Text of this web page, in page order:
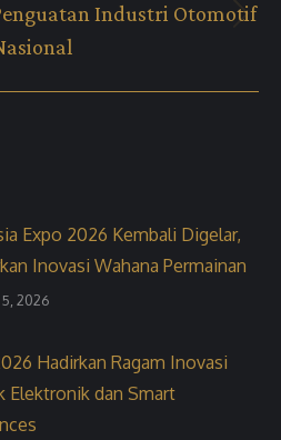
Next
post:
Industri Otomotif
Expo 2026 Kembali Digelar,
Inovasi Wahana Permainan
2026
Hadirkan Ragam Inovasi
Elektronik dan Smart